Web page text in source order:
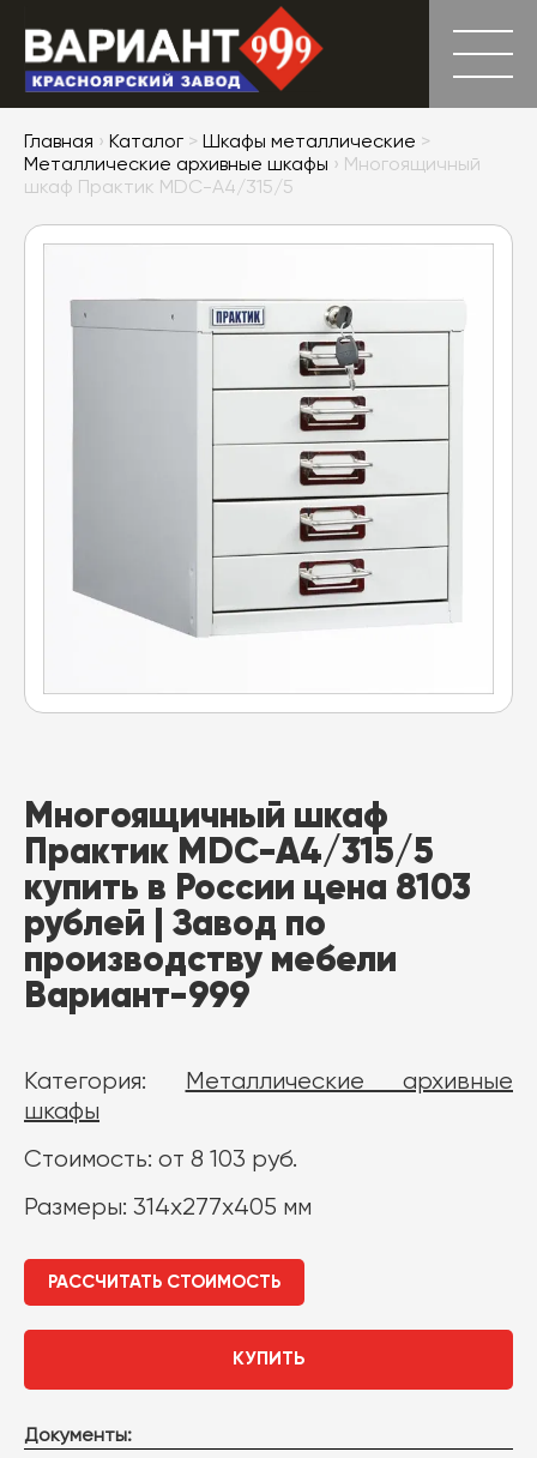
Главная › Каталог > Шкафы металлические >
Металлические архивные шкафы › Многоящичный
шкаф Практик MDC-A4/315/5
Многоящичный шкаф
Практик MDC-A4/315/5
купить в России цена 8103
рублей | Завод по
производству мебели
Вариант-999
Категория:
Металлические архивные
шкафы
Стоимость: от 8 103 руб.
Размеры: 314х277х405 мм
РАССЧИТАТЬ СТОИМОСТЬ
КУПИТЬ
Документы: